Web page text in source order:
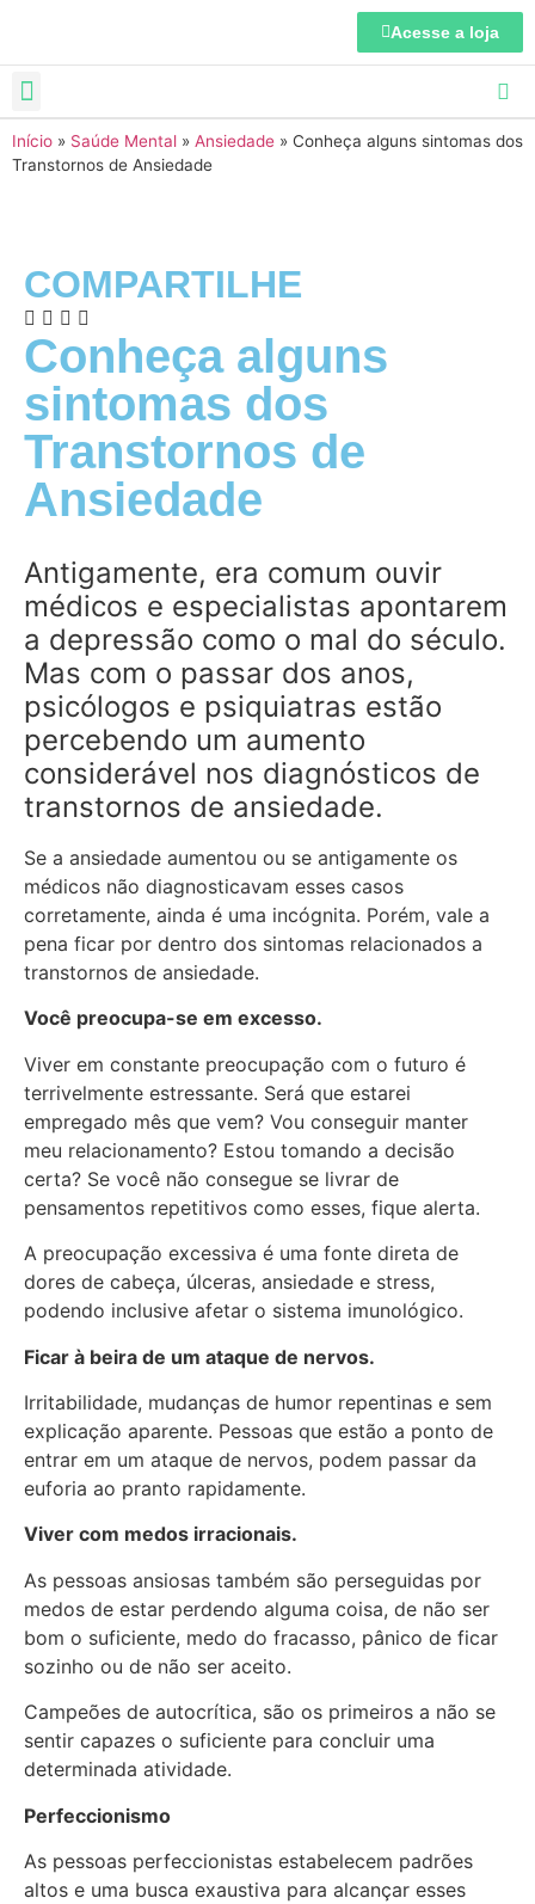
Acesse a loja
Início » Saúde Mental » Ansiedade » Conheça alguns sintomas dos
Transtornos de Ansiedade
COMPARTILHE
Conheça alguns
sintomas dos
Transtornos de
Ansiedade
Antigamente, era comum ouvir
médicos e especialistas apontarem
a depressão como o mal do século.
Mas com o passar dos anos,
psicólogos e psiquiatras estão
percebendo um aumento
considerável nos diagnósticos de
transtornos de ansiedade.
Se a ansiedade aumentou ou se antigamente os
médicos não diagnosticavam esses casos
corretamente, ainda é uma incógnita. Porém, vale a
pena ficar por dentro dos sintomas relacionados a
transtornos de ansiedade.
Você preocupa-se em excesso.
Viver em constante preocupação com o futuro é
terrivelmente estressante. Será que estarei
empregado mês que vem? Vou conseguir manter
meu relacionamento? Estou tomando a decisão
certa? Se você não consegue se livrar de
pensamentos repetitivos como esses, fique alerta.
A preocupação excessiva é uma fonte direta de
dores de cabeça, úlceras, ansiedade e stress,
podendo inclusive afetar o sistema imunológico.
Ficar à beira de um ataque de nervos.
Irritabilidade, mudanças de humor repentinas e sem
explicação aparente. Pessoas que estão a ponto de
entrar em um ataque de nervos, podem passar da
euforia ao pranto rapidamente.
Viver com medos irracionais.
As pessoas ansiosas também são perseguidas por
medos de estar perdendo alguma coisa, de não ser
bom o suficiente, medo do fracasso, pânico de ficar
sozinho ou de não ser aceito.
Campeões de autocrítica, são os primeiros a não se
sentir capazes o suficiente para concluir uma
determinada atividade.
Perfeccionismo
As pessoas perfeccionistas estabelecem padrões
altos e uma busca exaustiva para alcançar esses